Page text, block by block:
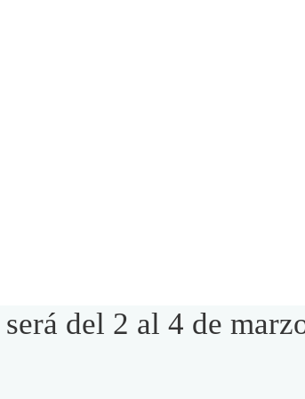
del 2 al 4 de